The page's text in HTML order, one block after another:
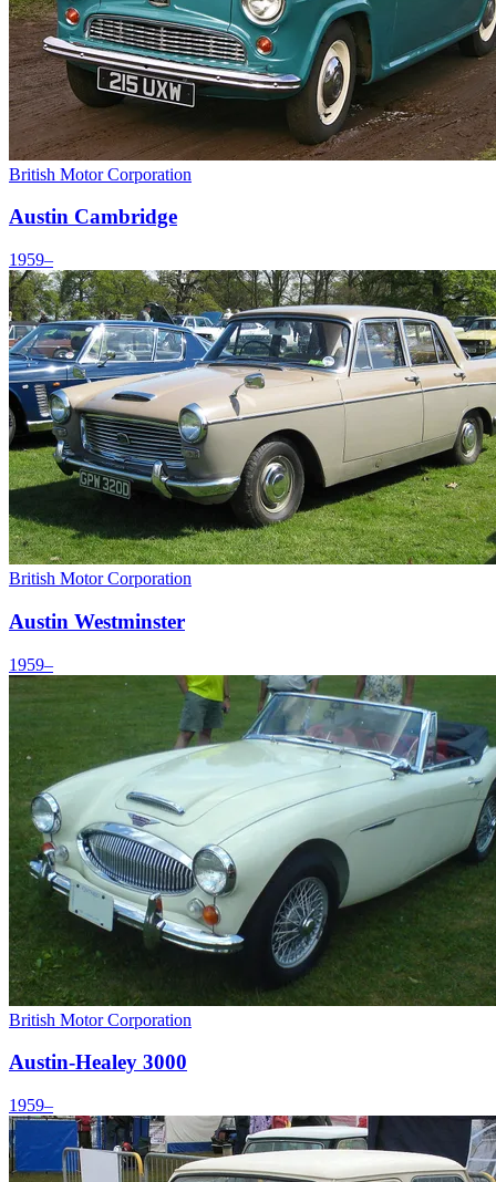
British Motor Corporation
Austin Cambridge
1959–
British Motor Corporation
Austin Westminster
1959–
British Motor Corporation
Austin-Healey 3000
1959–